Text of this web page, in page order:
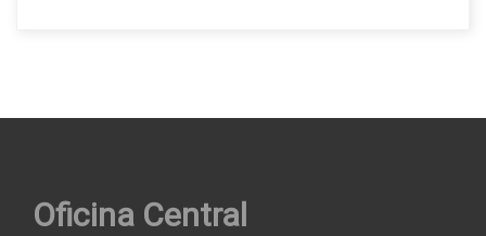
Oficina Central